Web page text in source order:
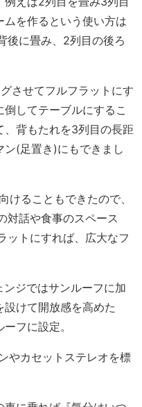
ムを作るという使い方は
後に畳み、2列目の後ろ
させてフルフラットにす
してテーブルにするこ
、背もたれを3列目の長距
(足置き)にもできまし
けることもできたので、
対話や食事のスペース
ットにすれば、広大なフ
ジではサンルーフに加
設けて開放感を高めた
フに設定。
やカセットステレオを標